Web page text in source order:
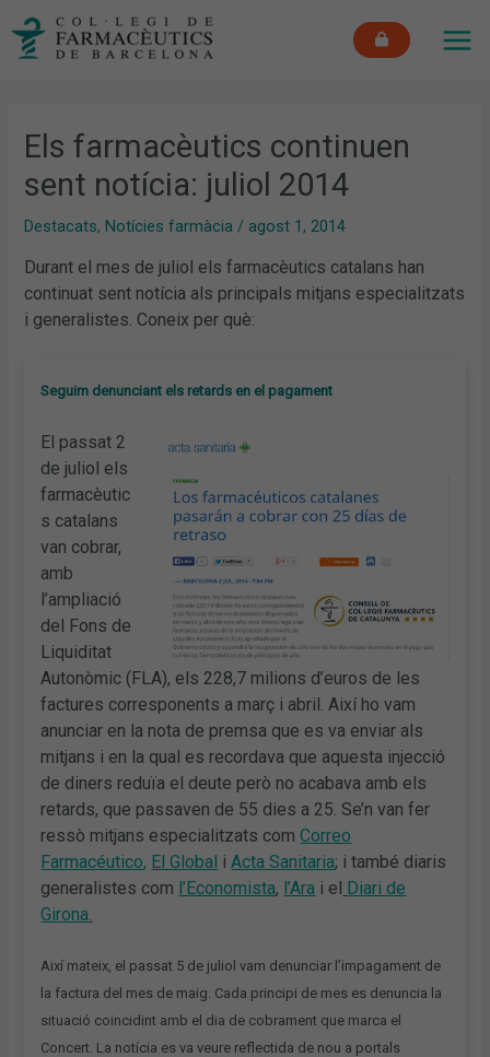
Els farmacèutics continuen
sent notícia: juliol 2014
Destacats, Notícies farmàcia / agost 1, 2014
Durant el mes de juliol els farmacèutics catalans han
continuat sent notícia als principals mitjans especialitzats
i generalistes. Coneix per què:
Seguim denunciant els retards en el pagament
El passat 2
de juliol els
farmacèutic
s catalans
van cobrar,
amb
l’ampliació
del Fons de
Liquiditat
Autonòmic (FLA), els 228,7 milions d’euros de les
factures corresponents a març i abril. Així ho vam
anunciar en la nota de premsa que es va enviar als
mitjans i en la qual es recordava que aquesta injecció
de diners reduïa el deute però no acabava amb els
retards, que passaven de 55 dies a 25. Se’n van fer
ressò mitjans especialitzats comCorreo
Farmacéutico, El Global iActa Sanitaria; i també diaris
generalistes com l’Economista, l’Ara i el Diari de
Girona
Així mateix, el passat 5 de juliol vam denunciar l’impagament de
la factura del mes de maig. Cada principi de mes es denuncia la
situació coincidint amb el dia de cobrament que marca el
Concert. La notícia es va veure reflectida de nou a portals